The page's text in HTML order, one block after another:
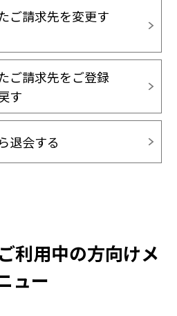
ご請求先を変更す
ご請求先をご登録
す
退会する
用中の方向けメ
ュー